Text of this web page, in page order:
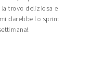
trovo deliziosa e
darebbe lo sprint